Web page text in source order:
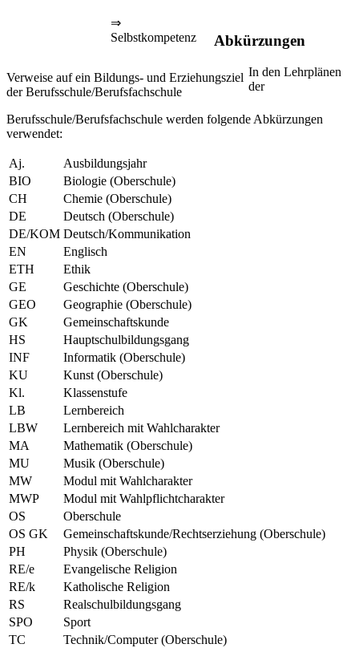
⇒
Selbstkompetenz
Verweise auf ein Bildungs- und Erziehungsziel
der Berufsschule/Berufsfachschule
Abkürzungen
In den Lehrplänen
der
Berufsschule/Berufsfachschule werden folgende Abkürzungen
verwendet:
Aj.
Ausbildungsjahr
BIO
Biologie (Oberschule)
CH
Chemie (Oberschule)
DE
Deutsch (Oberschule)
DE/KOM Deutsch/Kommunikation
EN
Englisch
ETH
Ethik
GE
Geschichte (Oberschule)
GEO
Geographie (Oberschule)
GK
Gemeinschaftskunde
HS
Hauptschulbildungsgang
INF
Informatik (Oberschule)
KU
Kunst (Oberschule)
Kl.
Klassenstufe
LB
Lernbereich
LBW
Lernbereich mit Wahlcharakter
MA
Mathematik (Oberschule)
MU
Musik (Oberschule)
MW
Modul mit Wahlcharakter
MWP
Modul mit Wahlpflichtcharakter
OS
Oberschule
OS GK
Gemeinschaftskunde/Rechtserziehung (Oberschule)
PH
Physik (Oberschule)
RE/e
Evangelische Religion
RE/k
Katholische Religion
RS
Realschulbildungsgang
SPO
Sport
TC
Technik/Computer (Oberschule)